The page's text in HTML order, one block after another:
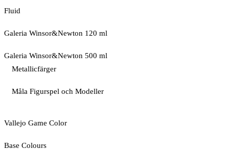
Fluid
Galeria Winsor&Newton 120 ml
Galeria Winsor&Newton 500 ml
Metallicfärger
Måla Figurspel och Modeller
Vallejo Game Color
Base Colours